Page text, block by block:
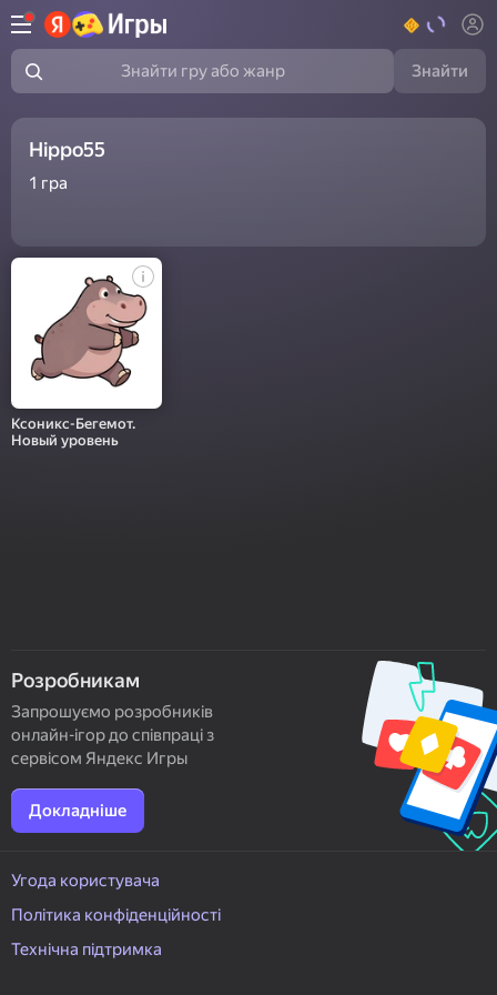
Знайти гру або жанр Знайти
Hippo55
1 гра
Ксоникс-Бегемот.
Новый уровень
Розробникам
Запрошуємо розробників
онлайн-ігор до співпраці з
сервісом Яндекс Игры
Докладніше
Угода користувача
Політика конфіденційності
Технічна підтримка